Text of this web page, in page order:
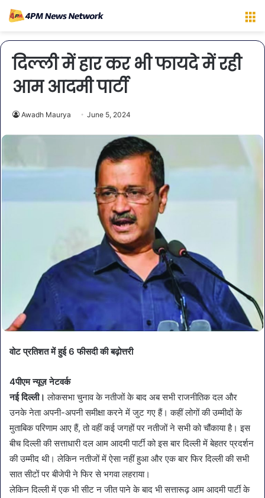
दिल्ली में हार कर भी फायदे में रही
आम आदमी पार्टी
Awadh Maurya June 5, 2024
वोट प्रतिशत में हुई 6 फीसदी की बढ़ोत्तरी
4पीएम न्यूज़ नेटवर्क
नई दिल्ली। लोकसभा चुनाव के नतीजों के बाद अब सभी राजनीतिक दल और
उनके नेता अपनी-अपनी समीक्षा करने में जुट गए हैं। कहीं लोगों की उम्मीदों के
मुताबिक परिणाम आए हैं, तो वहीं कई जगहों पर नतीजों ने सभी को चौंकाया है। इस
बीच दिल्ली की सत्ताधारी दल आम आदमी पार्टी को इस बार दिल्ली में बेहतर प्रदर्शन
की उम्मीद थी। लेकिन नतीजों में ऐसा नहीं हुआ और एक बार फिर दिल्ली की सभी
सात सीटों पर बीजेपी ने फिर से भगवा लहराया।
लेकिन दिल्ली में एक भी सीट न जीत पाने के बाद भी सत्तारूढ़ आम आदमी पार्टी के